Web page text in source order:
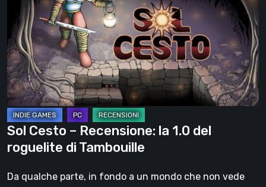
Recensione:
la
1.0
del
roguelite
di
Tambouille
Sol Cesto – Recensione: la 1.0 del
roguelite di Tambouille
Da qualche parte, in fondo a un mondo che non vede